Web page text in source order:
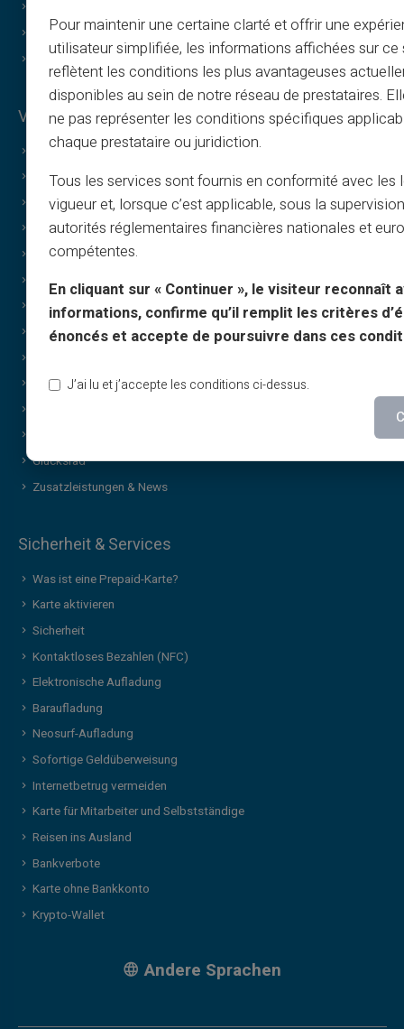
Affiliate werden
Kontakt
Vorteile von Veritas
Warum VERITAS?
Dedizierte IBAN und RIB
3D Secure
Angebote
Sonderangebote
Print on Demand
Schenken
Sonder-Cashback-Angebot
Diskrete / vertrauliche Einkäufe
Glücksrad
Zusatzleistungen & News
Sicherheit & Services
Was ist eine Prepaid-Karte?
Karte aktivieren
Sicherheit
Kontaktloses Bezahlen (NFC)
Elektronische Aufladung
Baraufladung
Neosurf-Aufladung
Sofortige Geldüberweisung
Internetbetrug vermeiden
Karte für Mitarbeiter und Selbstständige
Reisen ins Ausland
Bankverbote
Karte ohne Bankkonto
Krypto-Wallet
Andere Sprachen
Pour maintenir une certaine clarté et offrir une
utilisateur simplifiée, les informations affichées sur ce
reflètent les conditions les plus avantageuses
disponibles au sein de notre réseau de prestataires.
ne pas représenter les conditions spécifiques
chaque prestataire ou juridiction.
Tous les services sont fournis en conformité avec les
vigueur et, lorsque c’est applicable, sous la
autorités réglementaires financières nationales et
compétentes.
En cliquant sur « Continuer », le visiteur reconnaît
informations, confirme qu’il remplit les critères
énoncés et accepte de poursuivre dans ces
J’ai lu et j’accepte les conditions ci-dessus.